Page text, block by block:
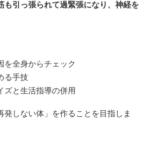
も引っ張られて過緊張になり、神経を
を全身からチェック
る手技
ズと生活指導の併用
発しない体」を作ることを目指しま